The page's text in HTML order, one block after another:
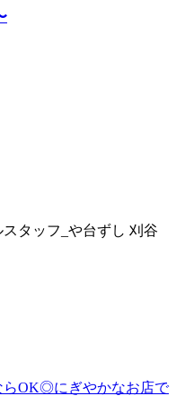
タッフ_や台ずし 刈谷
らOK◎にぎやかなお店で